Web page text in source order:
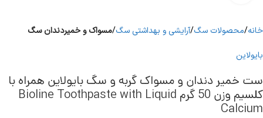
خانه محصولات سگ آرایشی و بهداشتی سگ مسواک و خمیردندان سگ
بایولاین
ست خمیر دندان و مسواک گربه و سگ بایولاین همراه با
کلسیم وزن 50 گرم Bioline Toothpaste with Liquid
Calcium